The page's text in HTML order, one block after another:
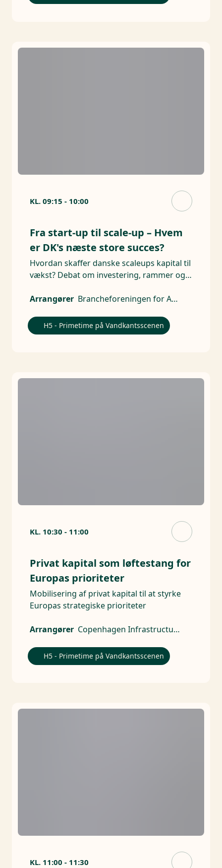
KL. 09:15 - 10:00
Fra start-up til scale-up – Hvem
er DK's næste store succes?
Hvordan skaffer danske scaleups kapital til
vækst? Debat om investering, rammer og
Arrangører
Brancheforeningen for Aktive Ejere
H5 - Primetime på Vandkantsscenen
KL. 10:30 - 11:00
Privat kapital som løftestang for
Europas prioriteter
Mobilisering af privat kapital til at styrke
Europas strategiske prioriteter
Arrangører Copenhagen Infrastructure Partners, Brancheforeningen for Aktive Ejere
H5 - Primetime på Vandkantsscenen
KL. 11:00 - 11:30